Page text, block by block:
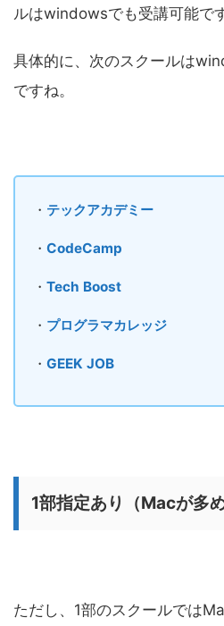
ルはwindowsでも受講可能です
具体的に、次のスクールは
ですね。
・ テックアカデミー
・ CodeCamp
・ Tech Boost
・ プログラマカレッジ
・ GEEK JOB
1部指定あり（Macが多め
ただし、1部のスクールでは